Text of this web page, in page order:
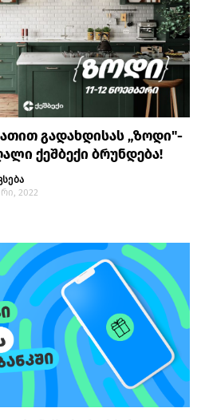
გადახდისას „ზოდი"-
ქეშბექი ბრუნდება!
2022